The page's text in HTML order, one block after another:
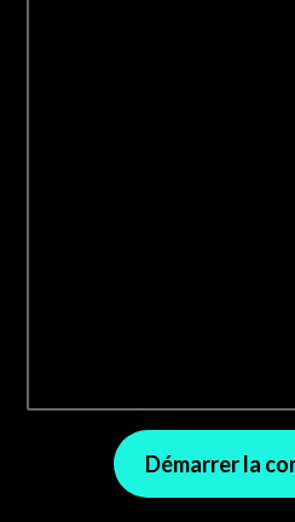
Démarrer la